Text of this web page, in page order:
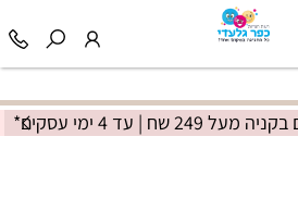
| עד 4 ימי עסקים*